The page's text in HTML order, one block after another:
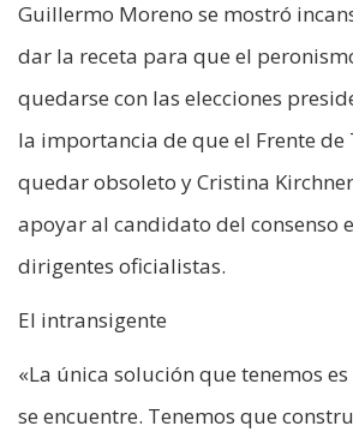
Guillermo Moreno se mostró
dar la receta para que el
quedarse con las elecciones
la importancia de que el Frente de
quedar obsoleto y Cristina
apoyar al candidato del consenso
dirigentes oficialistas.
El intransigente
«La única solución que tenemos
se encuentre. Tenemos que